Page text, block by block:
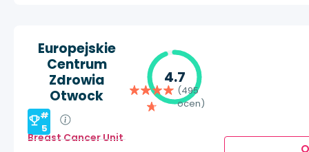
Europejskie
Centrum
Zdrowia
Otwock
#
5
Breast Cancer Unit
4.7
(495
ocen)
O